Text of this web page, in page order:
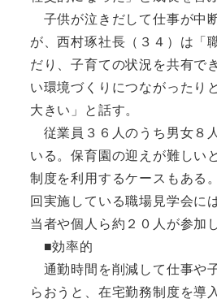
子供が泣きだして仕事が中
が、西村琢社長（３４）は「
だり、子育ての状況を共有で
い環境づくりにつながったり
大きい」と話す。
従業員３６人のうち男女８
いる。保育園の迎えが難しい
制度を利用するケースもある
回実施している職場見学会に
当者や個人ら約２０人が参加
■効率的
通勤時間を削減して仕事や
らおうと、在宅勤務制度を導